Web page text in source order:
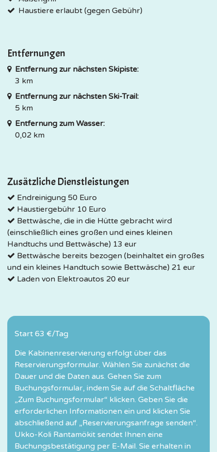
Haustiere erlaubt (gegen Gebühr)
Entfernungen
Entfernung zur nächsten Skipiste:
3 km
Entfernung zur nächsten Ski-Trail:
5 km
Entfernung zum Wasser:
0,02 km
Zusätzliche Dienstleistungen
Endreinigung 50 Euro
Haustiergebühr 10 Euro
Bettwäsche, die in die Hütte gebracht wird
(einschließlich eines großen und eines kleinen
Handtuchs und Bettwäsche) 13 eur
Bettwäsche bereits bezogen (beinhaltet ein großes
und ein kleines Handtuch sowie Bettwäsche) 21 eur
Laden von Elektroautos 20 eur
Start 63 €/Tag
Die Kabinenreservierung erfolgt über das
Reservierungsformular. Wählen Sie zunächst die
Dauer und die Daten aus. Gehen Sie zum
Buchungsformular, indem Sie auf die Schaltfläche
„Zum Buchungsformular“ klicken. Geben Sie die
erforderlichen Informationen ein und klicken Sie
abschließend auf „Reservierungsanfrage senden“.
Ukko-Koli Rantamökit sendet Ihnen eine
Buchungsbestätigung per E-Mail. Sie erhalten in